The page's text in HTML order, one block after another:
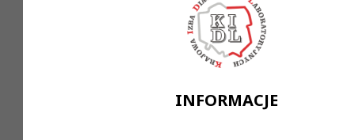
INFORMACJE
lub